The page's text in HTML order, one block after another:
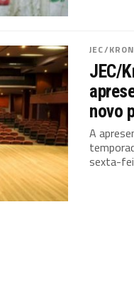
JEC/
JEC/
novo
A
sexta-